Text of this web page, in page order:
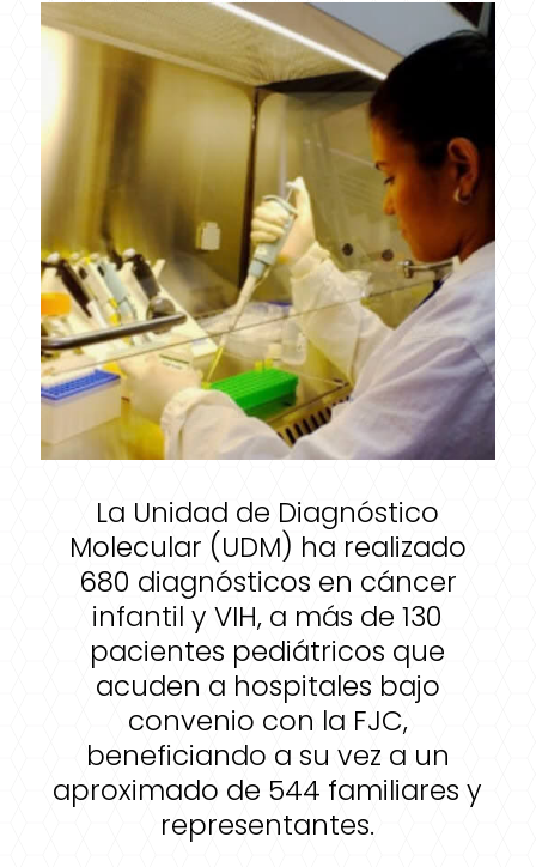
La Unidad de Diagnóstico
Molecular (UDM) ha realizado
680 diagnósticos en cáncer
infantil y VIH, a más de 130
pacientes pediátricos que
acuden a hospitales bajo
convenio con la FJC,
beneficiando a su vez a un
aproximado de 544 familiares y
representantes.